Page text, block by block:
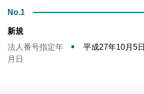
No.1
新規
法人番号指定年
月日
平成27年10月5日